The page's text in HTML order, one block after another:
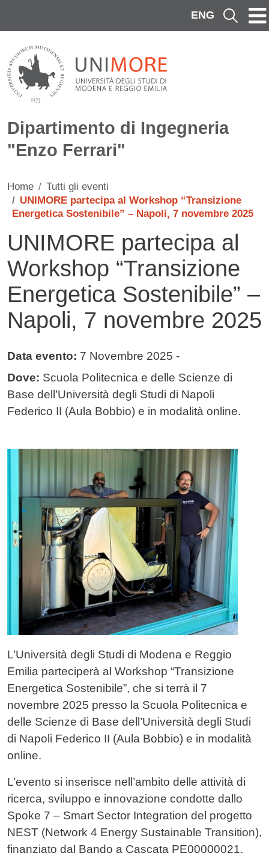
ENG Cerca
Dipartimento di Ingegneria
"Enzo Ferrari"
Home
Tutti gli eventi
UNIMORE partecipa al Workshop “Transizione
Energetica Sostenibile” – Napoli, 7 novembre 2025
UNIMORE partecipa al
Workshop “Transizione
Energetica Sostenibile” –
Napoli, 7 novembre 2025
Data evento: 7 Novembre 2025 -
Dove: Scuola Politecnica e delle Scienze di
Base dell’Università degli Studi di Napoli
Federico II (Aula Bobbio) e in modalità online.
L’Università degli Studi di Modena e Reggio
Emilia parteciperà al Workshop “Transizione
Energetica Sostenibile”, che si terrà il 7
novembre 2025 presso la Scuola Politecnica e
delle Scienze di Base dell’Università degli Studi
di Napoli Federico II (Aula Bobbio) e in modalità
online.
L’evento si inserisce nell’ambito delle attività di
ricerca, sviluppo e innovazione condotte dallo
Spoke 7 – Smart Sector Integration del progetto
NEST (Network 4 Energy Sustainable Transition),
finanziato dal Bando a Cascata PE00000021.